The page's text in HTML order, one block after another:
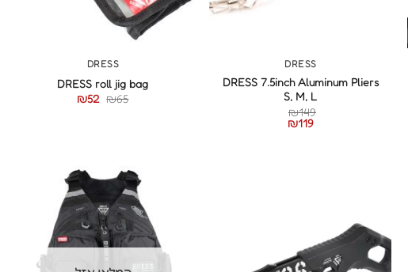
DRESS
DRESS 7.5inch Aluminum Pliers
S, M, L
₪149
₪119
DRESS
DRESS roll jig bag
₪65
₪52